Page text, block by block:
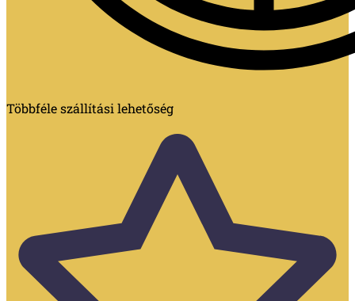
Többféle szállítási lehetőség